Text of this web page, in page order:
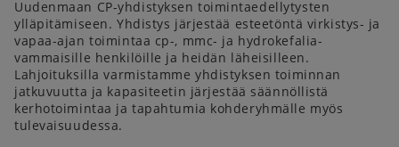
Uudenmaan CP-yhdistyksen toimintaedellytysten
ylläpitämiseen. Yhdistys järjestää esteetöntä virkistys- ja
vapaa-ajan toimintaa cp-, mmc- ja hydrokefalia-
vammaisille henkilöille ja heidän läheisilleen.
Lahjoituksilla varmistamme yhdistyksen toiminnan
jatkuvuutta ja kapasiteetin järjestää säännöllistä
kerhotoimintaa ja tapahtumia kohderyhmälle myös
tulevaisuudessa.